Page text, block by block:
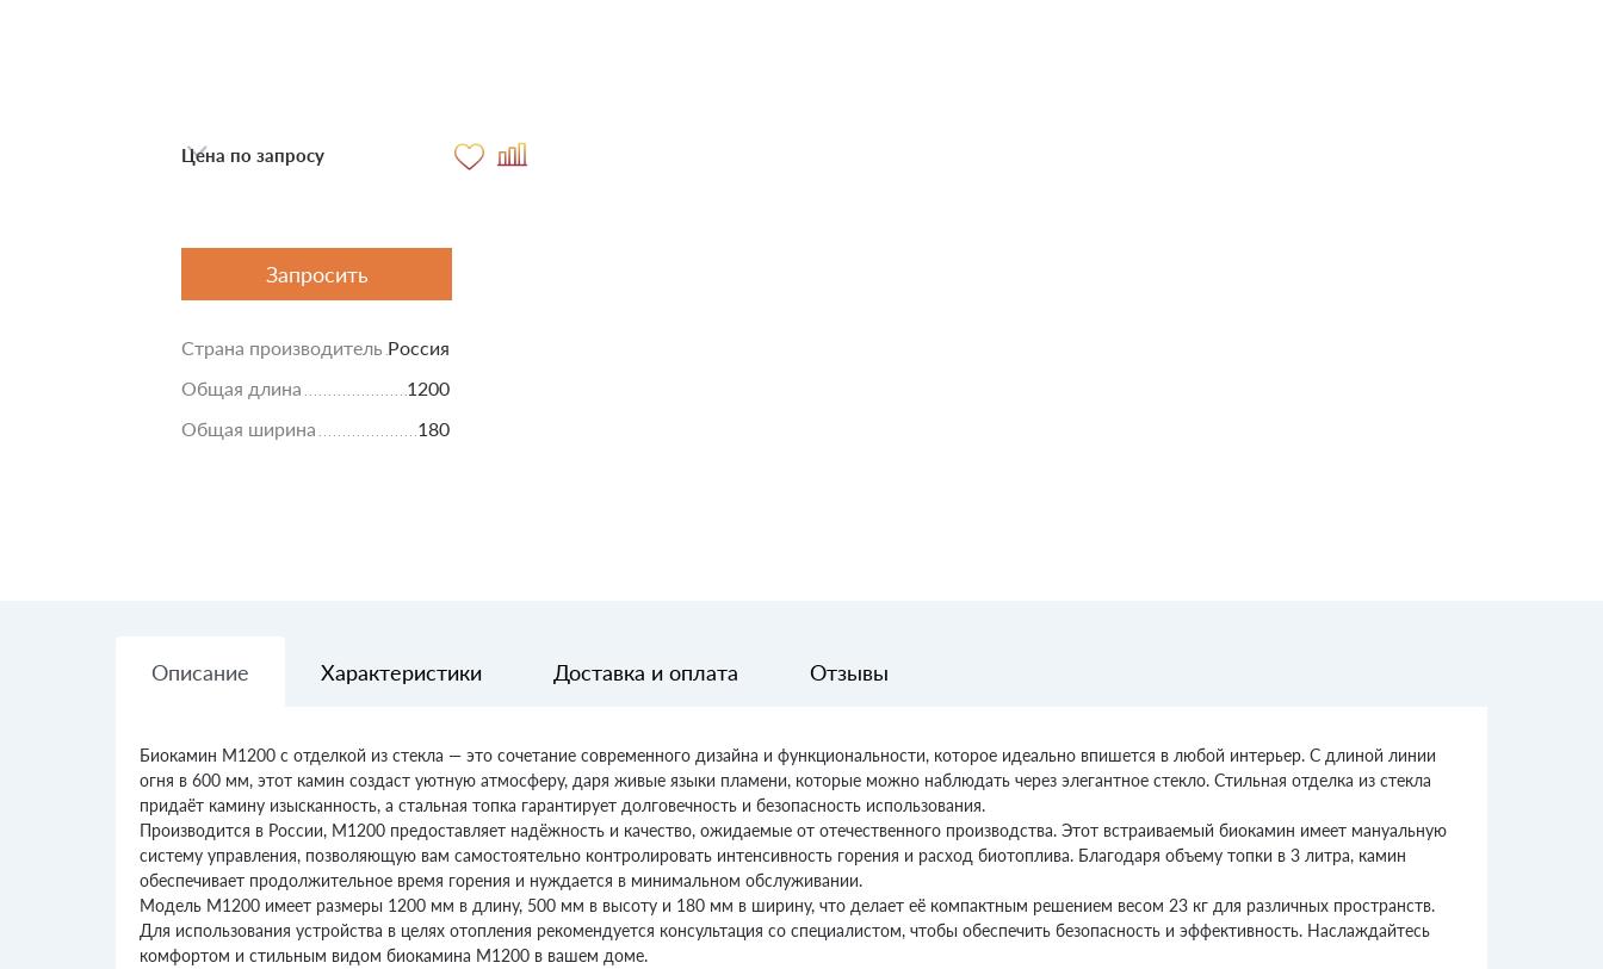
Цена по запросу
Запросить
Страна производитель Россия
Общая длина
1200
Общая ширина
180
Описание Характеристики Доставка и оплата Отзывы
Биокамин M1200 с отделкой из стекла — это сочетание современного дизайна и функциональности, которое идеально впишется в любой интерьер. С длиной линии
огня в 600 мм, этот камин создаст уютную атмосферу, даря живые языки пламени, которые можно наблюдать через элегантное стекло. Стильная отделка из стекла
придаёт камину изысканность, а стальная топка гарантирует долговечность и безопасность использования.
Производится в России, M1200 предоставляет надёжность и качество, ожидаемые от отечественного производства. Этот встраиваемый биокамин имеет мануальную
систему управления, позволяющую вам самостоятельно контролировать интенсивность горения и расход биотоплива. Благодаря объему топки в 3 литра, камин
обеспечивает продолжительное время горения и нуждается в минимальном обслуживании.
Модель M1200 имеет размеры 1200 мм в длину, 500 мм в высоту и 180 мм в ширину, что делает её компактным решением весом 23 кг для различных пространств.
Для использования устройства в целях отопления рекомендуется консультация со специалистом, чтобы обеспечить безопасность и эффективность. Наслаждайтесь
комфортом и стильным видом биокамина M1200 в вашем доме.